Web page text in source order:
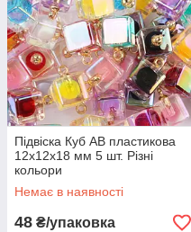
Підвіска Куб АВ пластикова
12х12х18 мм 5 шт. Різні
кольори
Немає в наявності
48 ₴/упаковка